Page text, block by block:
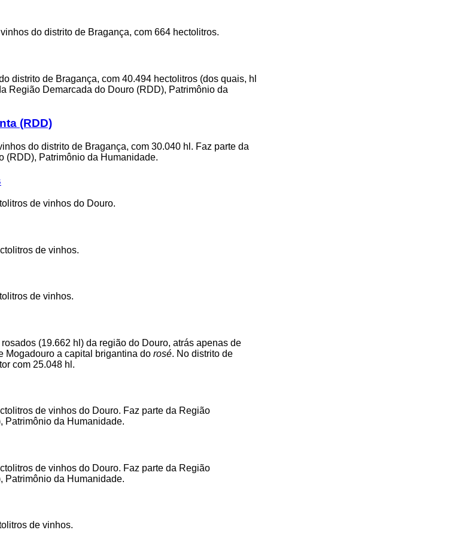
do distrito de Bragança, com 664 hectolitros.
distrito de Bragança, com 40.494 hectolitros (dos quais, hl
Região Demarcada do Douro (RDD), Patrimônio da
(RDD)
do distrito de Bragança, com 30.040 hl. Faz parte da
(RDD), Patrimônio da Humanidade.
de vinhos do Douro.
de vinhos.
de vinhos.
(19.662 hl) da região do Douro, atrás apenas de
Mogadouro a capital brigantina do rosé. No distrito de
com 25.048 hl.
de vinhos do Douro. Faz parte da Região
Patrimônio da Humanidade.
de vinhos do Douro. Faz parte da Região
Patrimônio da Humanidade.
de vinhos.